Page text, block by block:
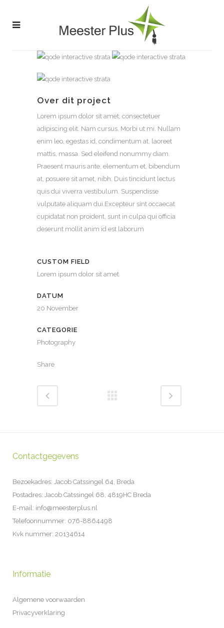
Over dit project
Lorem ipsum dolor sit amet, consectetuer
adipiscing elit. Nam cursus. Morbi ut mi. Nullam
enim leo, egestas id, condimentum at, laoreet
mattis, massa. Sed eleifend nonummy diam.
Praesent mauris ante, elementum et, bibendum
at, posuere sit amet, nibh. Duis tincidunt lectus
quis dui viverra vestibulum. Suspendisse
vulputate aliquam dui.Excepteur sint occaecat
cupidatat non proident, sunt in culpa qui officia
deserunt mollit anim id est laborum
CUSTOM FIELD
Lorem ipsum dolor sit amet
DATUM
20 November
CATEGORIE
Photography
Share
Contactgegevens
Bezoekadres: Jacob Catssingel 64, Breda
Postadres: Jacob Catssingel 68, 4819HC Breda
E-mail: info@meesterplus.nl
Telefoonnummer: 076-8864498
Kvk nummer: 20134614
Informatie
Algemene voorwaarden
Privacyverklaring